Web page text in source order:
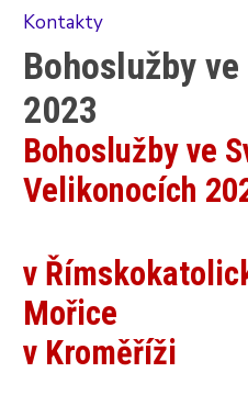
Kontakty
Bohoslužby
2023
Bohoslužby ve
Velikonocích
v
Mořice
v Kroměříži